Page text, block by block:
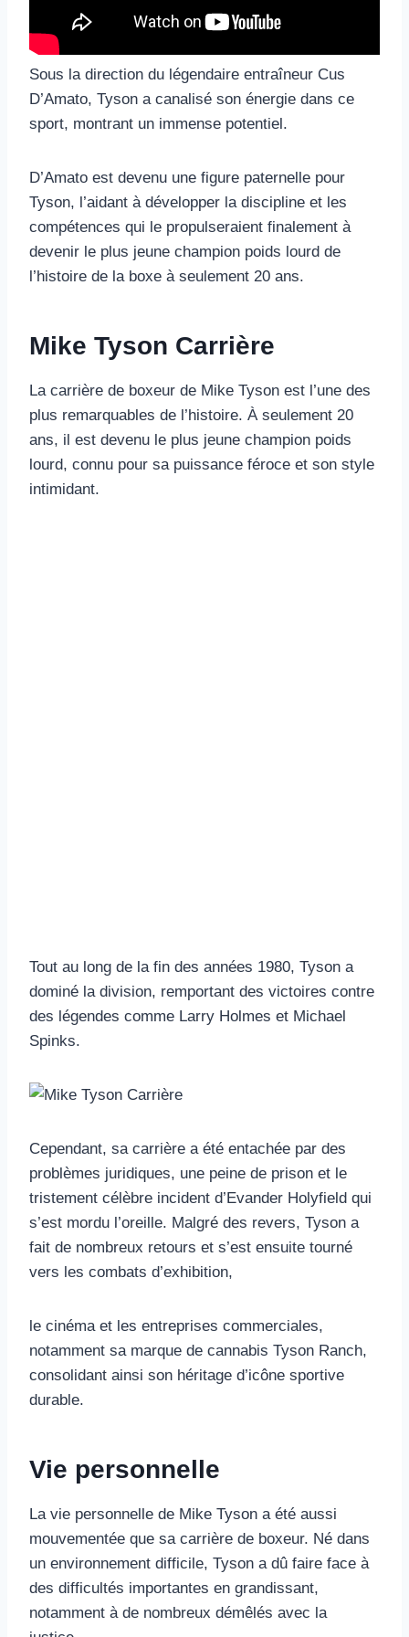
Sous la direction du légendaire entraîneur Cus
D’Amato, Tyson a canalisé son énergie dans ce
sport, montrant un immense potentiel.
D’Amato est devenu une figure paternelle pour
Tyson, l’aidant à développer la discipline et les
compétences qui le propulseraient finalement à
devenir le plus jeune champion poids lourd de
l’histoire de la boxe à seulement 20 ans.
Mike Tyson Carrière
La carrière de boxeur de Mike Tyson est l’une des
plus remarquables de l’histoire. À seulement 20
ans, il est devenu le plus jeune champion poids
lourd, connu pour sa puissance féroce et son style
intimidant.
Tout au long de la fin des années 1980, Tyson a
dominé la division, remportant des victoires contre
des légendes comme Larry Holmes et Michael
Spinks.
Cependant, sa carrière a été entachée par des
problèmes juridiques, une peine de prison et le
tristement célèbre incident d’Evander Holyfield qui
s’est mordu l’oreille. Malgré des revers, Tyson a
fait de nombreux retours et s’est ensuite tourné
vers les combats d’exhibition,
le cinéma et les entreprises commerciales,
notamment sa marque de cannabis Tyson Ranch,
consolidant ainsi son héritage d’icône sportive
durable.
Vie personnelle
La vie personnelle de Mike Tyson a été aussi
mouvementée que sa carrière de boxeur. Né dans
un environnement difficile, Tyson a dû faire face à
des difficultés importantes en grandissant,
notamment à de nombreux démêlés avec la